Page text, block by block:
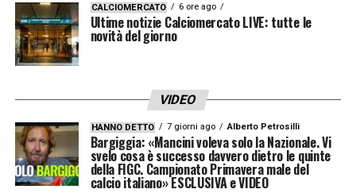
CALCIOMERCATO 6 ore ago
Ultime notizie Calciomercato LIVE: tutte le
novità del giorno
VIDEO
HANNO DETTO 7 giorni ago Alberto Petrosilli
Bargiggia: «Mancini voleva solo la Nazionale. Vi
svelo cosa è successo davvero dietro le quinte
della FIGC. Campionato Primavera male del
calcio italiano» ESCLUSIVA e VIDEO